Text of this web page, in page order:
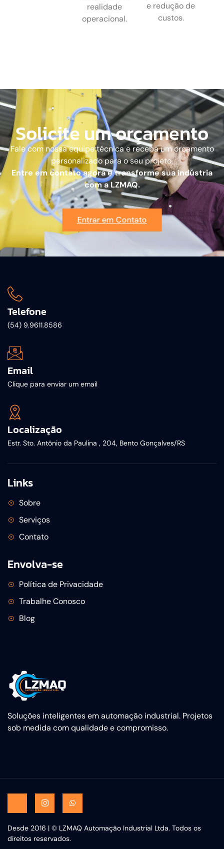
realidade
operacional.
e redução de
custos.
Solicite um orçamento
Fale com nossa equipe técnica e receba um orçamento
personalizado para o seu projeto.
Entre em contato agora e transforme sua indústria
com a LZMAQ.
Entrar em Contato
Soluções inteligentes em automação industrial. Projetos
sob medida com qualidade e compromisso.
Telefone
(54) 9.9611.8586
Email
Clique para enviar um email
Localização
Estr. Sto. Antônio da Paulina , 204, Bento Gonçalves/RS
Links
Sobre
Serviços
Contato
Envolva-se
Política de Privacidade
Trabalhe Conosco
Blog
Desde 2016 | © LZMAQ Automação Industrial Ltda. Todos os
direitos reservados.